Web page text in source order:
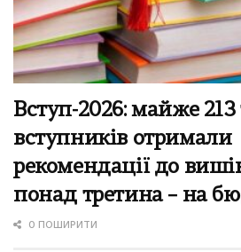
Вступ-2026: майже 213
вступників отримали
рекомендації до
понад третина – на
0 ПОШИРИТИ